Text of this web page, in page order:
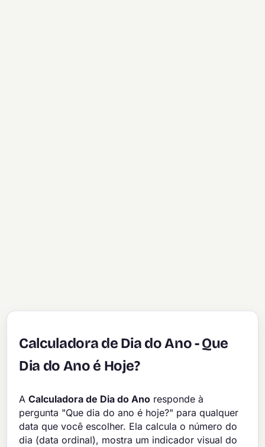
Calculadora de Dia do Ano - Que
Dia do Ano é Hoje?
ACalculadora de Dia do Ano responde à
pergunta "Que dia do ano é hoje?" para qualquer
data que você escolher. Ela calcula o número do
dia (data ordinal), mostra um indicador visual do